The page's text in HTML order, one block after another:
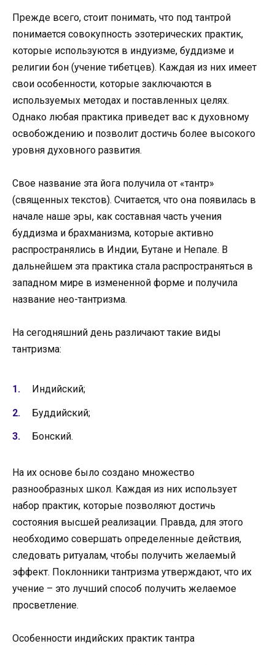
Прежде всего, стоит понимать, что под тантрой
понимается совокупность эзотерических практик,
которые используются в индуизме, буддизме и
религии бон (учение тибетцев). Каждая из них имеет
свои особенности, которые заключаются в
используемых методах и поставленных целях.
Однако любая практика приведет вас к духовному
освобождению и позволит достичь более высокого
уровня духовного развития.
Свое название эта йога получила от «тантр»
(священных текстов). Считается, что она появилась в
начале наше эры, как составная часть учения
буддизма и брахманизма, которые активно
распространялись в Индии, Бутане и Непале. В
дальнейшем эта практика стала распространяться в
западном мире в измененной форме и получила
название нео-тантризма.
На сегодняшний день различают такие виды
тантризма:
Индийский;
Буддийский;
Бонский.
На их основе было создано множество
разнообразных школ. Каждая из них использует
набор практик, которые позволяют достичь
состояния высшей реализации. Правда, для этого
необходимо совершать определенные действия,
следовать ритуалам, чтобы получить желаемый
эффект. Поклонники тантризма утверждают, что их
учение – это лучший способ получить желаемое
просветление.
Особенности индийских практик тантра